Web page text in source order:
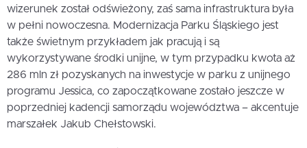
wizerunek został odświeżony, zaś sama infrastruktura była
w pełni nowoczesna. Modernizacja Parku Śląskiego jest
także świetnym przykładem jak pracują i są
wykorzystywane środki unijne, w tym przypadku kwota aż
286 mln zł pozyskanych na inwestycje w parku z unijnego
programu Jessica, co zapoczątkowane zostało jeszcze w
poprzedniej kadencji samorządu województwa – akcentuje
marszałek Jakub Chełstowski.